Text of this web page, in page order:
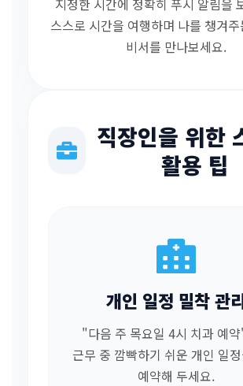
지정한 시간에 정확히 푸시 알림을
스스로 시간을 여행하며 나를 챙겨
비서를 만나보세요.
직장인을 위한
활용 팁
개인 일정 밀착 관
"다음 주 목요일 4시 치과 예
근무 중 깜빡하기 쉬운 개인 일
예약해 두세요.